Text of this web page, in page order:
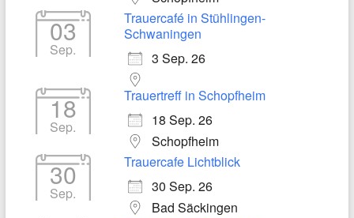
03
Sep.
Trauercafé in Stühlingen-
Schwaningen
3 Sep. 26
18
Sep.
Trauertreff in Schopfheim
18 Sep. 26
Schopfheim
30
Sep.
Trauercafe Lichtblick
30 Sep. 26
Bad Säckingen